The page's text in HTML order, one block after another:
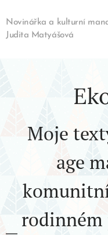
Novinářka a kulturní
Judita Matyášová
Moje
age